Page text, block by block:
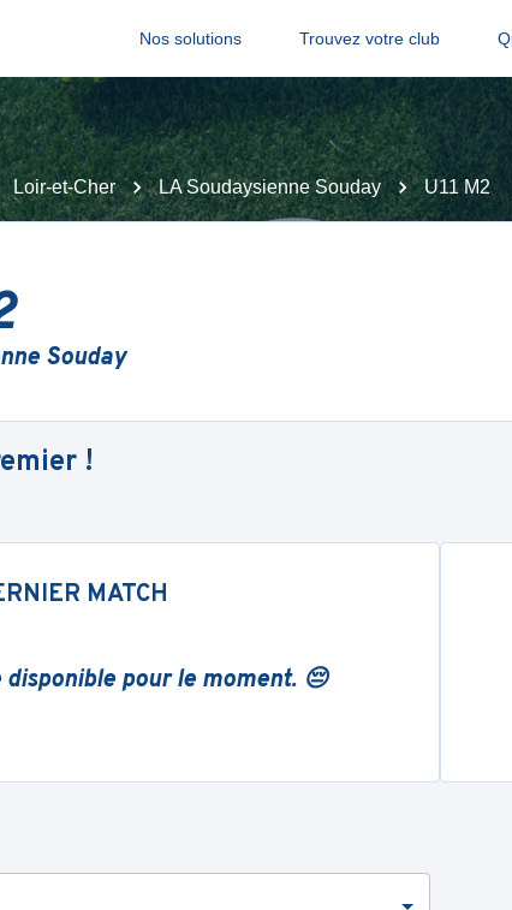
Nos solutions Trouvez votre club
Loir-et-Cher LA Soudaysienne Souday U11 M2
Souday
!
MATCH
pour le moment. 😔